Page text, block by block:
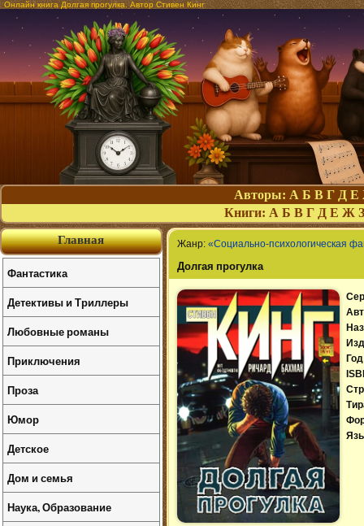
Онлайн книга Долгая прогулка. Автор Стивен Кинг
Авторы: А Б В Г Д Е
Книги: А Б В Г Д Е Ж З
Жанр: «Социально-психологическая
Долгая прогулка
Главная
Фантастика
Детективы и Триллеры
Любовные романы
Приключения
Проза
Юмор
Детское
Дом и семья
Наука, Образование